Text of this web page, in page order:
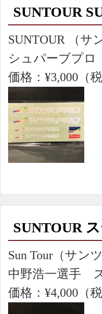
SUNTOUR
SUNTOUR （サ
シュパーブプ
価格：¥3,000（
SUNTOUR
Sun Tour（サン
中野浩一選手
価格：¥4,000（